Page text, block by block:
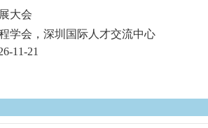
大会
学会，深圳国际人才交流中心
11-21